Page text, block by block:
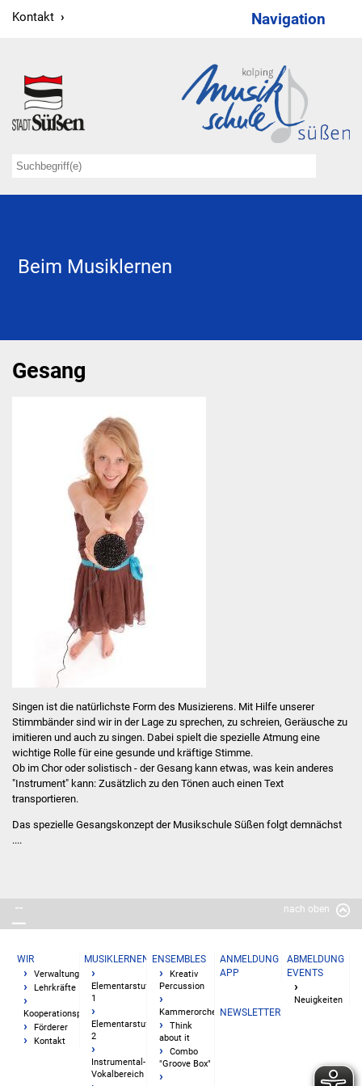
Kontakt Navigation
Verwaltung
Lehrkräfte
Ergänzungsfächer
Kooperationsunterricht
Schnupperstunden
Think about it
Combo "Groove Box"
Gitarrenensemble
Beim Musiklernen
Gesang
Singen ist die natürlichste Form des Musizierens. Mit Hilfe unserer
Stimmbänder sind wir in der Lage zu sprechen, zu schreien, Geräusche zu
imitieren und auch zu singen. Dabei spielt die spezielle Atmung eine
wichtige Rolle für eine gesunde und kräftige Stimme.
Ob im Chor oder solistisch - der Gesang kann etwas, was kein anderes
"Instrument" kann: Zusätzlich zu den Tönen auch einen Text
transportieren.
Das spezielle Gesangskonzept der Musikschule Süßen folgt demnächst
....
nach oben
WIR
Verwaltung
Lehrkräfte
Kooperationspartner
Förderer
Kontakt
MUSIKLERNEN
Elementarstufe
1
Elementarstufe
2
Instrumental-
Vokalbereich
ENSEMBLES
Kreativ
Percussion
Kammerorchester
Think
about it
Combo
"Groove Box"
ANMELDUNG
ABMELDUNG
APP
EVENTS
Neuigkeiten
NEWSLETTER